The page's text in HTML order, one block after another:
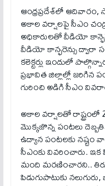
ఆంధ్రప్రదేశ్‌లో
అకాల వర్షాలపై సీఎం
అధికారులతో వీడియో
వీడియో కాన్ఫరెన్సు ద్వారా
కలెక్టర్లు ఇందులో
ప్రభావిత జిల్లాల్లో జరిగిన
గురించి అడిగి సీఎం
అకాల వర్షాలతో రాష్ట్రంలో
మొక్కజొన్న పంటలు
ఉద్యాన పంటలకు నష్టం
సీఎంకు వివరించారు. ఇక‌
మంది మరణించారని..
పిడుగుపాటుకు